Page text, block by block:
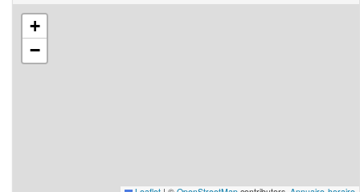
+
−